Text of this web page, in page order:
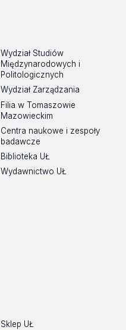
Wydział Studiów
Międzynarodowych i
Politologicznych
Wydział Zarządzania
Filia w Tomaszowie
Mazowieckim
Centra naukowe i zespoły
badawcze
Biblioteka UŁ
Wydawnictwo UŁ
Sklep UŁ